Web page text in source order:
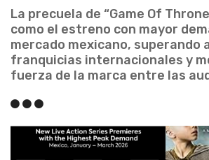
La precuela de “Game Of
como el estreno con mayor
mercado mexicano, superando
franquicias internacionales y
fuerza de la marca entre las